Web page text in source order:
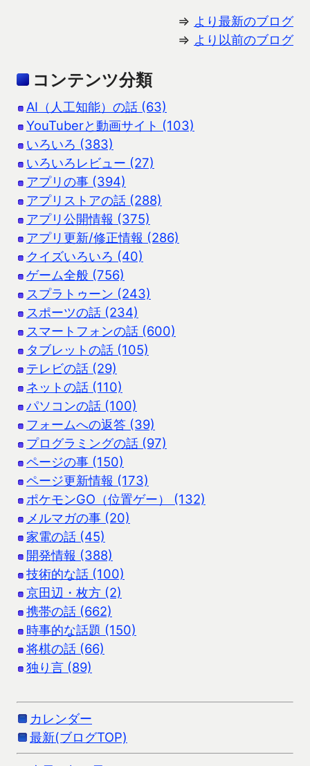
⇒ より最新のブログ
⇒ より以前のブログ
コンテンツ分類
AI（人工知能）の話 (63)
YouTuberと動画サイト (103)
いろいろ (383)
いろいろレビュー (27)
アプリの事 (394)
アプリストアの話 (288)
アプリ公開情報 (375)
アプリ更新/修正情報 (286)
クイズいろいろ (40)
ゲーム全般 (756)
スプラトゥーン (243)
スポーツの話 (234)
スマートフォンの話 (600)
タブレットの話 (105)
テレビの話 (29)
ネットの話 (110)
パソコンの話 (100)
フォームへの返答 (39)
プログラミングの話 (97)
ページの事 (150)
ページ更新情報 (173)
ポケモンGO（位置ゲー） (132)
メルマガの事 (20)
家電の話 (45)
開発情報 (388)
技術的な話 (100)
京田辺・枚方 (2)
携帯の話 (662)
時事的な話題 (150)
将棋の話 (66)
独り言 (89)
カレンダー
最新(ブログTOP)